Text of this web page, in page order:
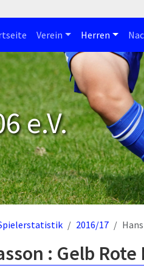
Verein Herren
e.V.
2016/17
: Gelb